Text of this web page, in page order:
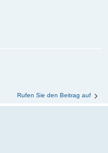
Rufen Sie den Beitrag auf